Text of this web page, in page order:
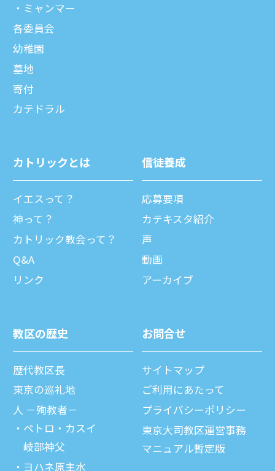
ミャンマー
各委員会
幼稚園
墓地
寄付
カテドラル
カトリックとは
イエスって？
神って？
カトリック教会って？
Q&A
リンク
信徒養成
応募要項
カテキスタ紹介
声
動画
アーカイブ
教区の歴史
歴代教区⻑
東京の巡礼地
⼈ －殉教者－
ペトロ・カスイ
岐部神父
ヨハネ原主水
お問合せ
サイトマップ
ご利⽤にあたって
プライバシーポリシー
東京大司教区運営事務
マニュアル暫定版